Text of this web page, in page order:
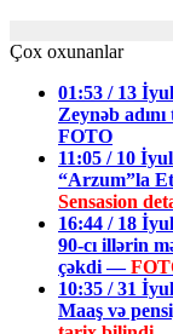
Çox oxunanlar
01:53 / 13
Zeynəb
FOTO
11:05 / 10
“Arzum”la
Sensasion
16:44 / 18
90-cı illərin
çəkdi —
10:35 / 31
Maaş və